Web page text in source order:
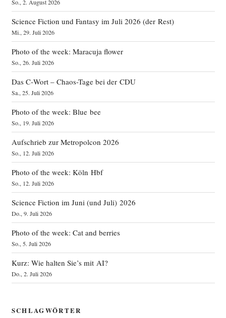
So., 2. August 2026
Science Fiction und Fantasy im Juli 2026 (der Rest)
Mi., 29. Juli 2026
Photo of the week: Maracuja flower
So., 26. Juli 2026
Das C‑Wort – Chaos-Tage bei der CDU
Sa., 25. Juli 2026
Photo of the week: Blue bee
So., 19. Juli 2026
Aufschrieb zur Metropolcon 2026
So., 12. Juli 2026
Photo of the week: Köln Hbf
So., 12. Juli 2026
Science Fiction im Juni (und Juli) 2026
Do., 9. Juli 2026
Photo of the week: Cat and berries
So., 5. Juli 2026
Kurz: Wie halten Sie’s mit AI?
Do., 2. Juli 2026
SCHLAGWÖRTER